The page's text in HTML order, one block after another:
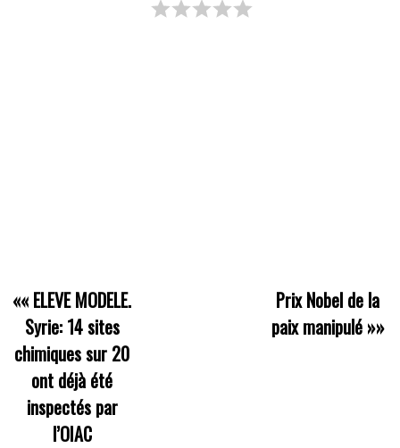
«« ELEVE MODELE.
Syrie: 14 sites
chimiques sur 20
ont déjà été
inspectés par
l’OIAC
Prix Nobel de la
paix manipulé»»